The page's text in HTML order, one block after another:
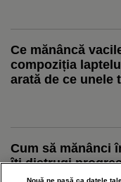
Ce mănâncă
compoziția
arată de ce unele
Cum să mănânci
îți distrugi
anului. Sfaturile
Nouă ne pasă ca datele